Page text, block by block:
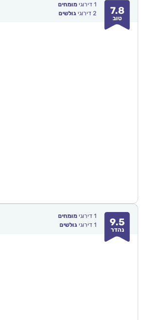
7.8
טוב
1 דירוגימומחים
2 דירוגיגולשים
9.5
נהדר
1 דירוגימומחים
1 דירוגיגולשים